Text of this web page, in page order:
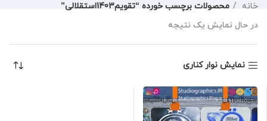
خانه
محصولات برچسب خورده “تقویم1403استقلالی”
در حال نمایش یک نتیجه
نمایش نوار کناری